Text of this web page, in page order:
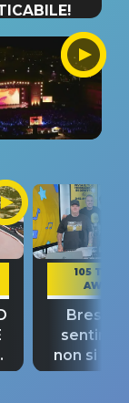
105 TAKE
AWAY
Bresh:
non si
fino alla